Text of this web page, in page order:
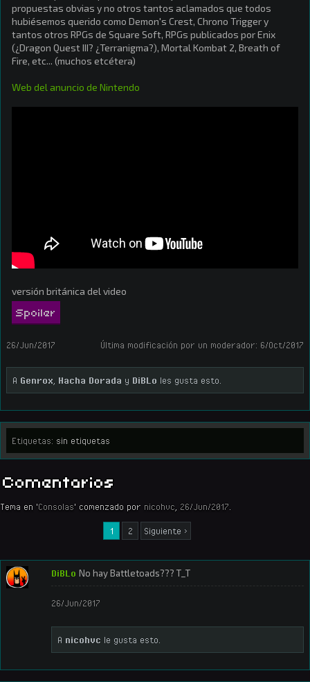
propuestas obvias y no otros tantos aclamados que todos
hubiésemos querido como Demon's Crest, Chrono Trigger y
tantos otros RPGs de Square Soft, RPGs publicados por Enix
(¿Dragon Quest III? ¿Terranigma?), Mortal Kombat 2, Breath of
Fire, etc... (muchos etcétera)
Web del anuncio de Nintendo
versión británica del video
Spoiler
Última modificación por un moderador: 6/Oct/2017
26/Jun/2017
A Genrox Hacha Dorada y DiBLo les gusta esto.
Etiquetas: sin etiquetas
Comentarios
Tema en 'Consolas' comenzado por nicohvc 26/Jun/2017
1 2 Siguiente >
DiBLo No hay Battletoads??? T_T
26/Jun/2017
A nicohvc le gusta esto.